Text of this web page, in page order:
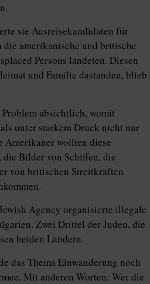
sie Ausreisekandidaten für
die amerikanische und britische
Persons landeten. Diesen
und Familie dastanden, blieb
absichtlich, womit
unter starkem Druck nicht nur
Amerikaner wollten diese
Bilder von Schiffen, die
von britischen Streitkräften
Agency organisierte illegale
Zwei Drittel der Juden, die
beiden Ländern.
das Thema Einwanderung noch
Mit anderen Worten: Wer die